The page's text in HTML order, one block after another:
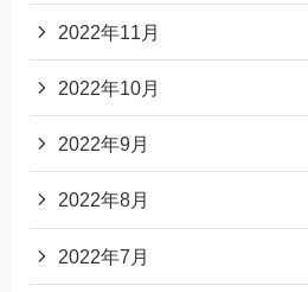
2022年11月
2022年10月
2022年9月
2022年8月
2022年7月